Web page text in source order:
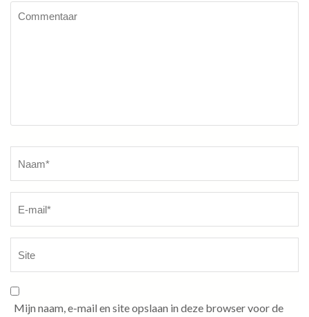
Mijn naam, e-mail en site opslaan in deze browser voor de